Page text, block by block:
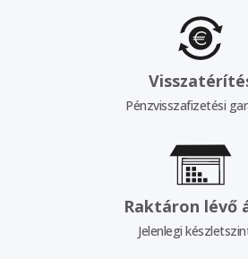
Pénzvisszafizetési
Raktáron lévő
Jelenlegi